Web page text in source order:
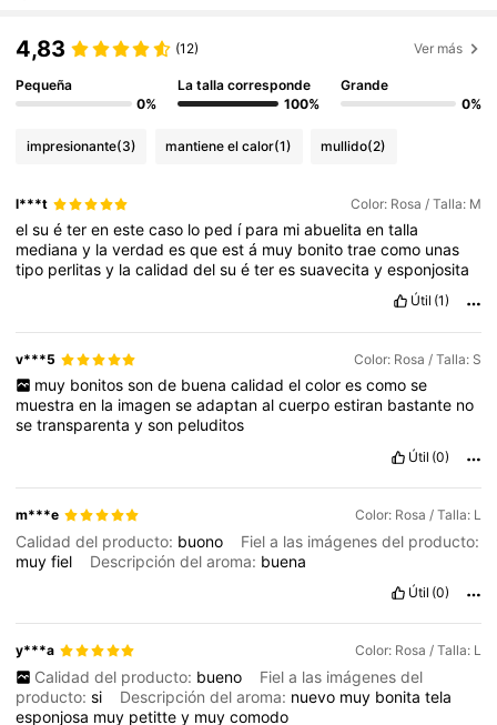
4,83 (12) Ver más
Pequeña
0%
La talla corresponde
100%
Grande
0%
impresionante(3) mantiene el calor(1) mullido(2)
l***t Color: Rosa / Talla: M
elsuéterenestecaso lo ped í para miabuelitaentalla
medianay laverdadesqueestá muy bonitotraecomo unas
tipo perlitasy lacalidaddelsuéteressuavecitayesponjosita
Útil (1)
v***5 Color: Rosa / Talla: S
muy bonitos son de buena calidad el color es como se
muestraen la imagenseadaptanalcuerpoestiran bastante no
setransparentayson peluditos
Útil (0)
m***e Color: Rosa / Talla: L
Calidad del producto: buono
Fiel a las imágenes del producto:
muyfiel Descripción del aroma: buena
Útil (0)
y***a Color: Rosa / Talla: L
Calidad del producto: bueno
Fiel a las imágenes del
producto:si Descripción del aroma: nuevo muy bonitatela
esponjosa muy petittey muycomodo